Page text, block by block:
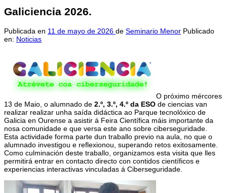
Galiciencia 2026.
Publicada en 11 de mayo de 2026 de Seminario Menor Publicado
en: Noticias
O próximo mércores
13 de Maio, o alumnado de 2.º, 3.º, 4.º da ESO de ciencias van
realizar realizar unha saída didáctica ao Parque tecnolóxico de
Galicia en Ourense a asistir á Feira Científica máis importante da
nosa comunidade e que versa este ano sobre ciberseguridade.
Esta actividade forma parte dun traballo previo na aula, no que o
alumnado investigou e reflexionou, superando retos exitosamente.
Como culminación deste traballo, organizamos esta visita que lles
permitirá entrar en contacto directo con contidos científicos e
experiencias interactivas vinculadas á Ciberseguridade.